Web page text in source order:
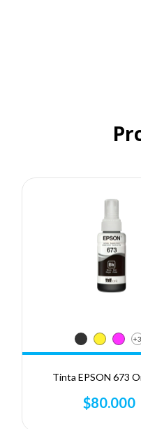
+3
Tinta EPSON 673
$80.000